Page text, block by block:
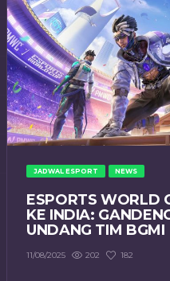
JADWAL ESPORT NEWS
ESPORTS WORLD
KE INDIA:
UNDANG TIM BGMI
11/08/2025 202 182